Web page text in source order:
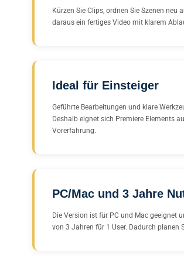
Kürzen Sie Clips, ordnen Sie Szenen neu
daraus ein fertiges Video mit klarem
Ideal für Einsteiger
Geführte Bearbeitungen und klare
Deshalb eignet sich Premiere Elements
Vorerfahrung.
PC/Mac und 3 Jahre
Die Version ist für PC und Mac geeignet
von 3 Jahren für 1 User. Dadurch planen